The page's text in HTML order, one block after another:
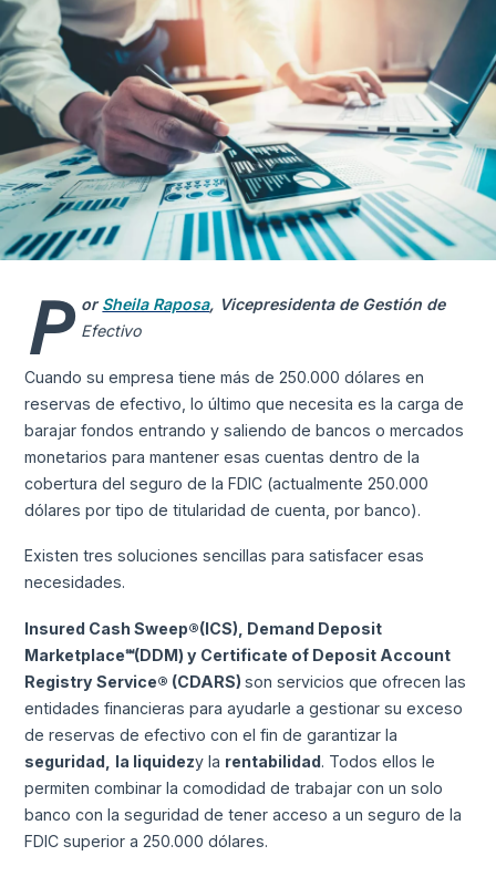
P orSheila Raposa, Vicepresidenta de Gestión de
Efectivo
Cuando su empresa tiene más de 250.000 dólares en
reservas de efectivo, lo último que necesita es la carga de
barajar fondos entrando y saliendo de bancos o mercados
monetarios para mantener esas cuentas dentro de la
cobertura del seguro de la FDIC (actualmente 250.000
dólares por tipo de titularidad de cuenta, por banco).
Existen tres soluciones sencillas para satisfacer esas
necesidades.
Insured Cash Sweep®(ICS), Demand Deposit
Marketplace℠(DDM) y Certificate of Deposit Account
Registry Service® (CDARS)son servicios que ofrecen las
entidades financieras para ayudarle a gestionar su exceso
de reservas de efectivo con el fin de garantizar la
seguridad,
la liquidezy la rentabilidad. Todos ellos le
permiten combinar la comodidad de trabajar con un solo
banco con la seguridad de tener acceso a un seguro de la
FDIC superior a 250.000 dólares.